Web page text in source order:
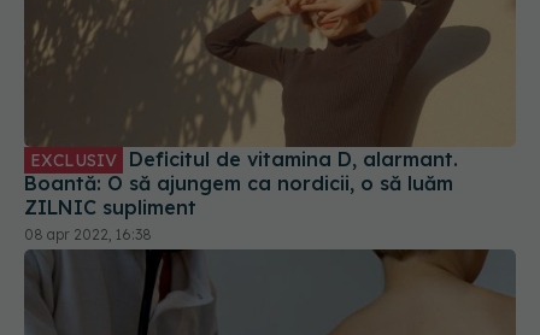
EXCLUSIV
Boantă: O să ajungem ca nordicii, o să luăm
ZILNIC supliment
08 apr 2022, 16:38